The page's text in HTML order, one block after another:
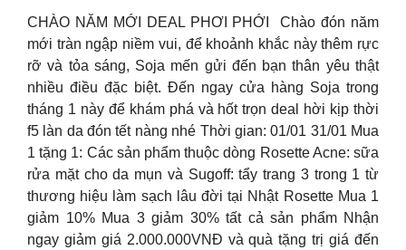
CHÀO NĂM MỚI DEAL PHƠI PHỚI ️ Chào đón năm
mới tràn ngập niềm vui, để khoảnh khắc này thêm rực
rỡ và tỏa sáng, Soja mến gửi đến bạn thân yêu thật
nhiều điều đặc biệt. Đến ngay cửa hàng Soja trong
tháng 1 này để khám phá và hốt trọn deal hời kịp thời
f5 làn da đón tết nàng nhé Thời gian: 01/01 31/01 Mua
1 tặng 1: Các sản phẩm thuộc dòng Rosette Acne: sữa
rửa mặt cho da mụn và Sugoff: tẩy trang 3 trong 1 từ
thương hiệu làm sạch lâu đời tại Nhật Rosette Mua 1
giảm 10% Mua 3 giảm 30% tất cả sản phẩm Nhận
ngay giảm giá 2.000.000VNĐ và quà tặng trị giá đến